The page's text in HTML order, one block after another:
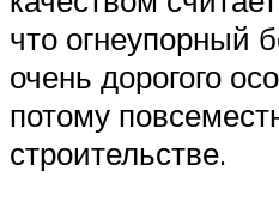
что огнеупорный
очень дорогого
потому
строительстве.